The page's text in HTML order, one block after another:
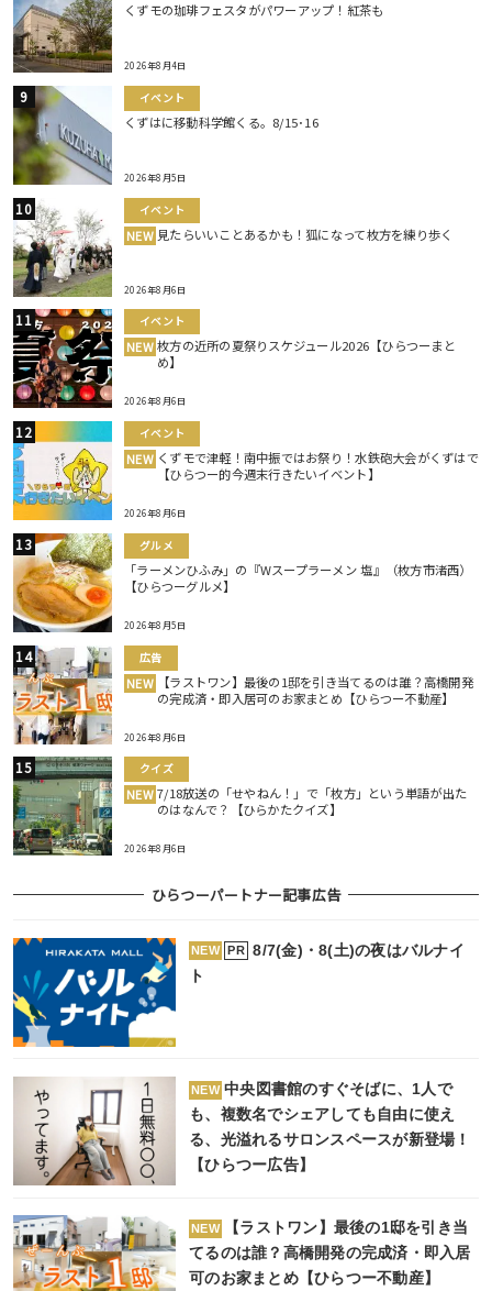
くずモの珈琲フェスタがパワーアップ！紅茶も
2026年8月4日
イベント
くずはに移動科学館くる。8/15･16
2026年8月5日
イベント
NEW 見たらいいことあるかも！狐になって枚方を練り歩く
2026年8月6日
イベント
NEW 枚方の近所の夏祭りスケジュール2026【ひらつーまと
め】
2026年8月6日
イベント
NEW くずモで津軽！南中振ではお祭り！水鉄砲大会がくずはで
【ひらつー的今週末行きたいイベント】
2026年8月6日
グルメ
「ラーメンひふみ」の『Wスープラーメン 塩』（枚方市渚西）
【ひらつーグルメ】
2026年8月5日
広告
NEW
【ラストワン】最後の1邸を引き当てるのは誰？高橋開発
の完成済・即入居可のお家まとめ【ひらつー不動産】
2026年8月6日
クイズ
NEW 7/18放送の「せやねん！」で「枚方」という単語が出た
のはなんで？【ひらかたクイズ】
2026年8月6日
ひらつーパートナー記事広告
NEW PR
8/7(金)・8(土)の夜はバルナイ
ト
NEW 中央図書館のすぐそばに、1人で
も、複数名でシェアしても自由に使え
る、光溢れるサロンスペースが新登場！
【ひらつー広告】
NEW
【ラストワン】最後の1邸を引き当
てるのは誰？高橋開発の完成済・即入居
可のお家まとめ【ひらつー不動産】